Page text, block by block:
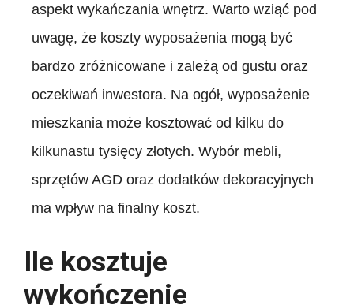
aspekt wykańczania wnętrz. Warto wziąć pod
uwagę, że koszty wyposażenia mogą być
bardzo zróżnicowane i zależą od gustu oraz
oczekiwań inwestora. Na ogół, wyposażenie
mieszkania może kosztować od kilku do
kilkunastu tysięcy złotych. Wybór mebli,
sprzętów AGD oraz dodatków dekoracyjnych
ma wpływ na finalny koszt.
Ile kosztuje
wykończenie